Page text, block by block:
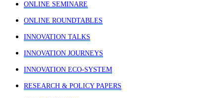
ONLINE SEMINARE
ONLINE ROUNDTABLES
INNOVATION TALKS
INNOVATION JOURNEYS
INNOVATION ECO-SYSTEM
RESEARCH & POLICY PAPERS